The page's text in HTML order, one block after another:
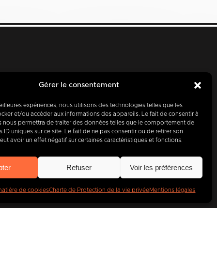
Gérer le consentement
expériences, nous utilisons des technologies telles que les
et/ou accéder aux informations des appareils. Le fait de consentir à
nous permettra de traiter des données telles que le comportement de
ID uniques sur ce site. Le fait de ne pas consentir ou de retirer son
avoir un effet négatif sur certaines caractéristiques et fonctions.
Refuser Voir les préférences
de cookiesCharte de Protection de la vie privéeMentions légales
partenaire
.